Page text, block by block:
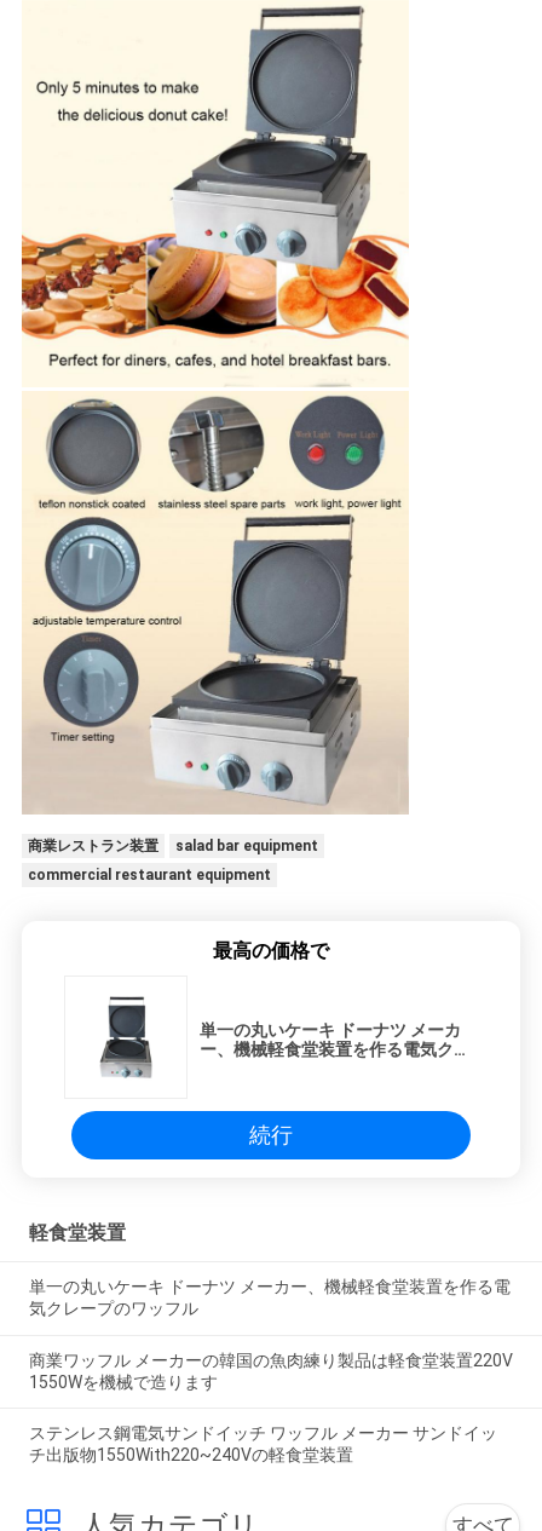
PRIVACY
POLICY
商業レストラン装置
salad bar equipment
commercial restaurant equipment
最高の価格で
単一の丸いケーキ ドーナツ メーカ
ー、機械軽食堂装置を作る電気クレ
続行
軽食堂装置
単一の丸いケーキ ドーナツ メーカー、機械軽食堂装置を作る電
気クレープのワッフル
商業ワッフル メーカーの韓国の魚肉練り製品は軽食堂装置220V
1550Wを機械で造ります
ステンレス鋼電気サンドイッチ ワッフル メーカー サンドイッ
チ出版物1550With220~240Vの軽食堂装置
すべて